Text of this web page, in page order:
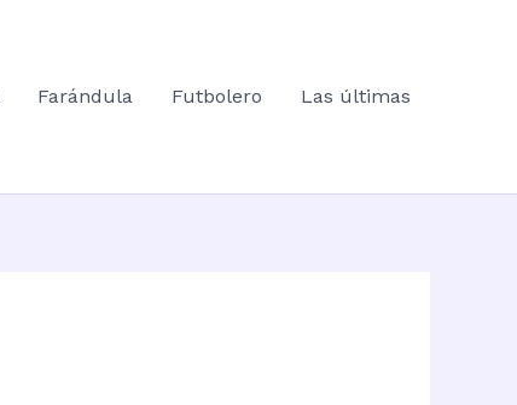
Farándula Futbolero Las últimas